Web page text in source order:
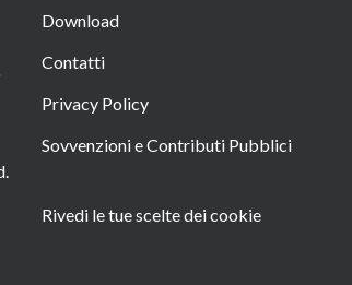
Download
Contatti
Privacy Policy
Sovvenzioni e Contributi Pubblici
Rivedi le tue scelte dei cookie